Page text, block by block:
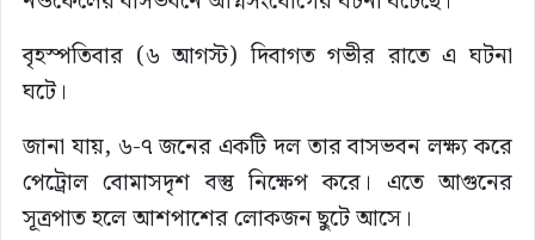
বৃহস্পতিবার (৬ আগস্ট) দিবাগত গভীর রাতে এ ঘটনা
ঘটে।
জানা যায়, ৬-৭ জনের একটি দল তার বাসভবন লক্ষ্য করে
পেট্রোল বোমাসদৃশ বস্তু নিক্ষেপ করে। এতে আগুনের
সূত্রপাত হলে আশপাশের লোকজন ছুটে আসে।